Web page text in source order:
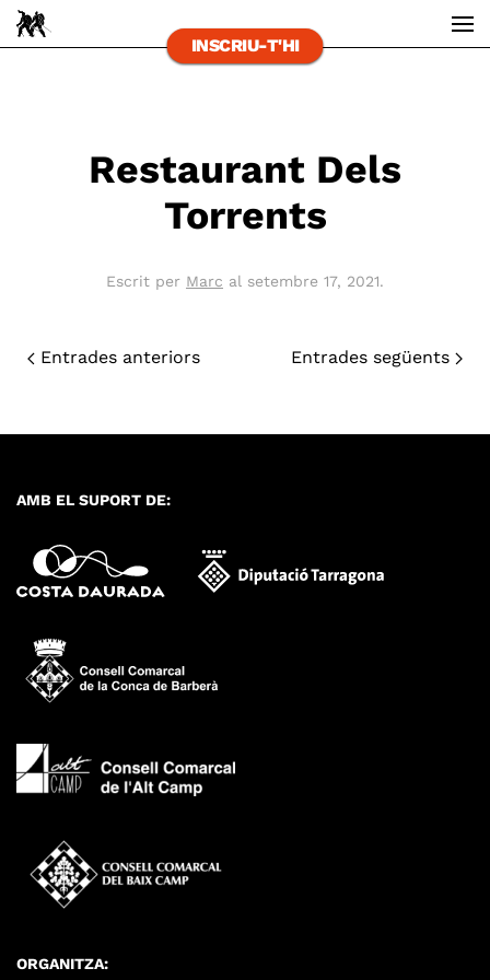
Skip to main content
INSCRIU-T'HI
Restaurant Dels
Torrents
Escrit per Marc al setembre 17, 2021.
Entrades anteriors Entrades següents
AMB EL SUPORT DE:
ORGANITZA: